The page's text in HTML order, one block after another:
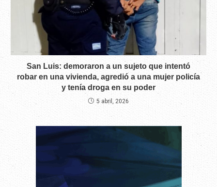
San Luis: demoraron a un sujeto que intentó
robar en una vivienda, agredió a una mujer policía
y tenía droga en su poder
5 abril, 2026